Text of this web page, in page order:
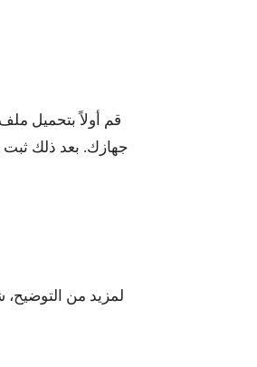
قم أولاً بتحميل